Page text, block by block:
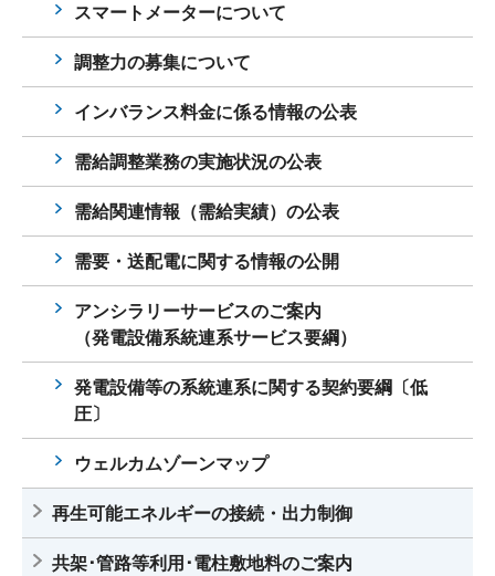
スマートメーターについて
調整力の募集について
インバランス料金に係る情報の公表
需給調整業務の実施状況の公表
需給関連情報（需給実績）の公表
需要・送配電に関する情報の公開
アンシラリーサービスのご案内
（発電設備系統連系サービス要綱）
発電設備等の系統連系に関する契約要綱〔低
圧〕
ウェルカムゾーンマップ
再生可能エネルギーの接続・出力制御
共架･管路等利用･電柱敷地料のご案内